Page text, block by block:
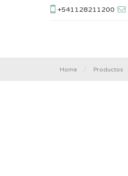
+541128211200
Home Productos